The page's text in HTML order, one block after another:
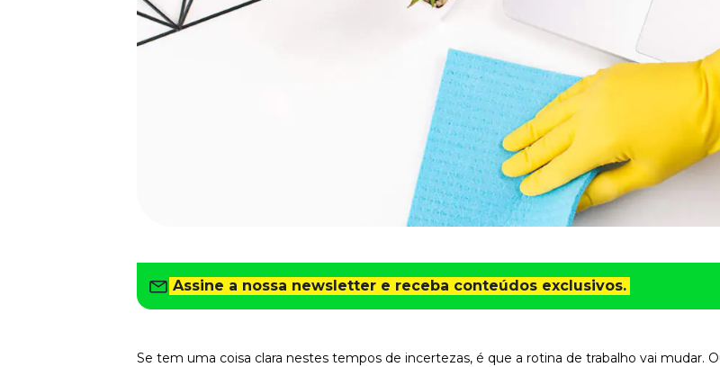
VR na Imprensa
Eleve os resultados da organização
Gestão de Pessoas e Liderança
Capacitação com especialistas
Fortaleça a cultura organizacional
Assine a nossa newsletter e receba conteúdos exclusivos.
Se tem uma coisa clara nestes tempos de incertezas, é que a rotina de trabalho vai mudar.